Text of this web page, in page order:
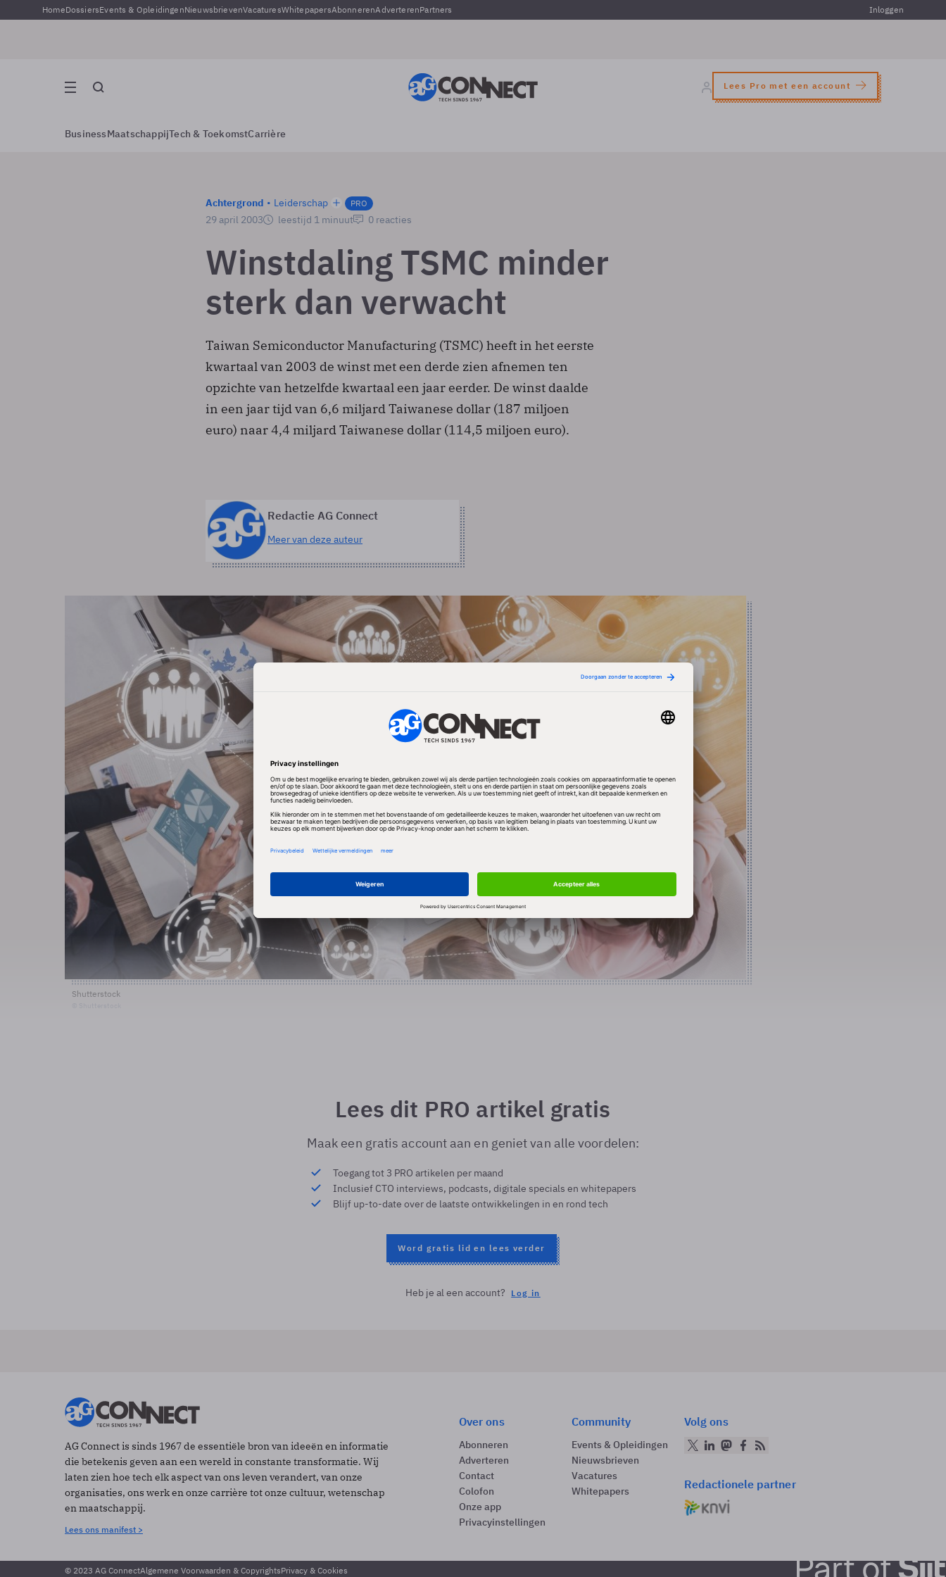
HomeDossiersEvents & OpleidingenNieuwsbrievenVacaturesWhitepapersAbonnerenAdverterenPartners Inloggen
Lees Pro met een account
BusinessMaatschappijTech & ToekomstCarrière
Achtergrond Leiderschap PRO
29 april 2003 leestijd 1 minuut 0 reacties
Winstdaling TSMC minder
sterk dan verwacht
Taiwan Semiconductor Manufacturing (TSMC) heeft in het eerste
kwartaal van 2003 de winst met een derde zien afnemen ten
opzichte van hetzelfde kwartaal een jaar eerder. De winst daalde
in een jaar tijd van 6,6 miljard Taiwanese dollar (187 miljoen
euro) naar 4,4 miljard Taiwanese dollar (114,5 miljoen euro).
Redactie AG Connect
Meer van deze auteur
Shutterstock
Lees dit PRO artikel gratis
Maak een gratis account aan en geniet van alle voordelen:
Toegang tot 3 PRO artikelen per maand
Inclusief CTO interviews, podcasts, digitale specials en whitepapers
Blijf up-to-date over de laatste ontwikkelingen in en rond tech
Word gratis lid en lees verder
Heb je al een account? Log in
AG Connect is sinds 1967 de essentiële bron van ideeën en informatie
die betekenis geven aan een wereld in constante transformatie. Wij
laten zien hoe tech elk aspect van ons leven verandert, van onze
organisaties, ons werk en onze carrière tot onze cultuur, wetenschap
en maatschappij.
Lees ons manifest >
Over ons
Abonneren
Adverteren
Contact
Colofon
Onze app
Privacyinstellingen
Community
Events & Opleidingen
Nieuwsbrieven
Vacatures
Whitepapers
Volg ons
Redactionele partner
© 2023 AG ConnectAlgemene Voorwaarden & CopyrightsPrivacy & Cookies